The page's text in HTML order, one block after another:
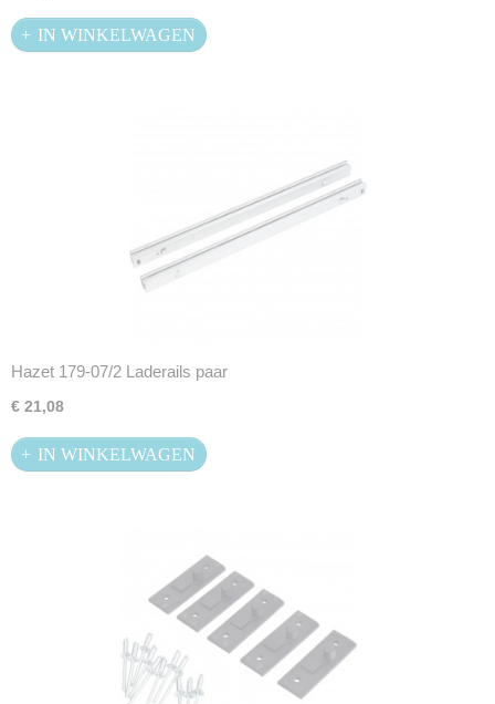
IN WINKELWAGEN
Hazet 179-07/2 Laderails paar
€ 21,08
IN WINKELWAGEN